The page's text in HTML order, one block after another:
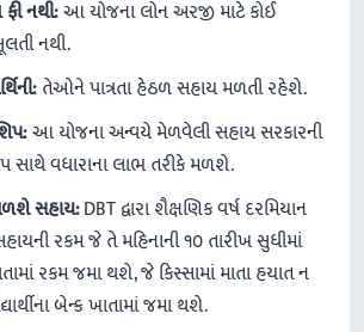
ફી નથી:આ યોજના લોન અરજી માટે કોઈ
નથી.
તેઓને પાત્રતા હેઠળ સહાય મળતી રહેશે.
આ યોજના અન્વયે મેળવેલી સહાય સરકારની
સાથે વધારાના લાભ તરીકે મળશે.
સહાય:DBT દ્વારા શૈક્ષણિક વર્ષ દરમિયાન
રકમ જે તે મહિનાની ૧૦ તારીખ સુધીમાં
રકમ જમા થશે, જે કિસ્સામાં માતા હયાત ન
બેન્ક ખાતામાં જમા થશે.